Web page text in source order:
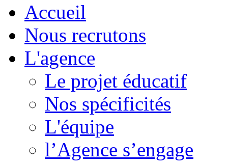
Accueil
Nous recrutons
L'agence
Le projet éducatif
Nos spécificités
L'équipe
l’Agence s’engage